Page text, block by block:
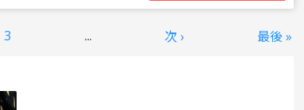
3 ... 次 › 最後 »